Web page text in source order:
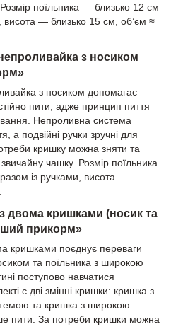
поїльника — близько 12 см
— близько 15 см, об’єм ≈
з носиком
з носиком допомагає
пити, адже принцип пиття
Непроливна система
а подвійні ручки зручні для
кришку можна зняти та
чашку. Розмір поїльника
із ручками, висота —
двома кришками (носик та
прикорм»
кришками поєднує переваги
та поїльника з широкою
поступово навчатися
є дві змінні кришки: кришка з
та кришка з широкою
пити. За потреби кришки можна